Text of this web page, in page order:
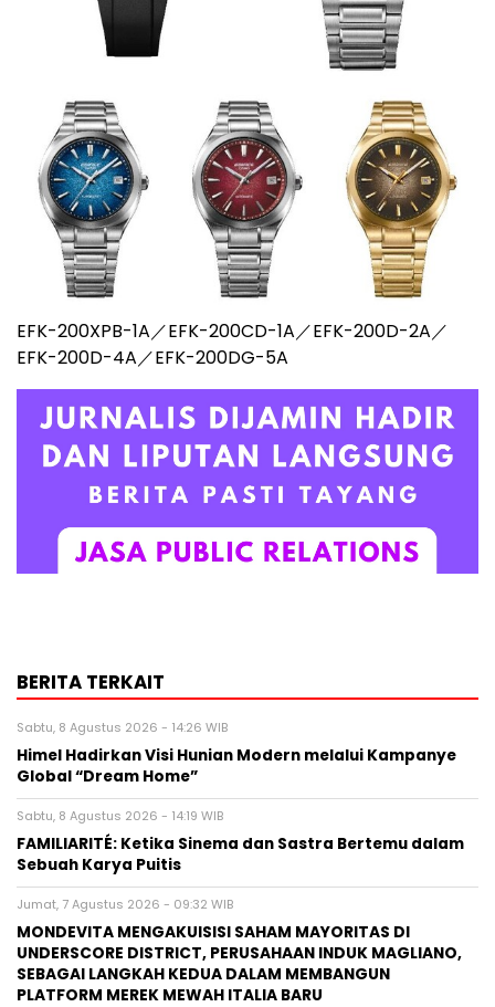
EFK-200XPB-1A／EFK-200CD-1A／EFK-200D-2A／
EFK-200D-4A／EFK-200DG-5A
BERITA TERKAIT
Sabtu, 8 Agustus 2026 - 14:26 WIB
Himel Hadirkan Visi Hunian Modern melalui Kampanye
Global “Dream Home”
Sabtu, 8 Agustus 2026 - 14:19 WIB
FAMILIARITÉ: Ketika Sinema dan Sastra Bertemu dalam
Sebuah Karya Puitis
Jumat, 7 Agustus 2026 - 09:32 WIB
MONDEVITA MENGAKUISISI SAHAM MAYORITAS DI
UNDERSCORE DISTRICT, PERUSAHAAN INDUK MAGLIANO,
SEBAGAI LANGKAH KEDUA DALAM MEMBANGUN
PLATFORM MEREK MEWAH ITALIA BARU